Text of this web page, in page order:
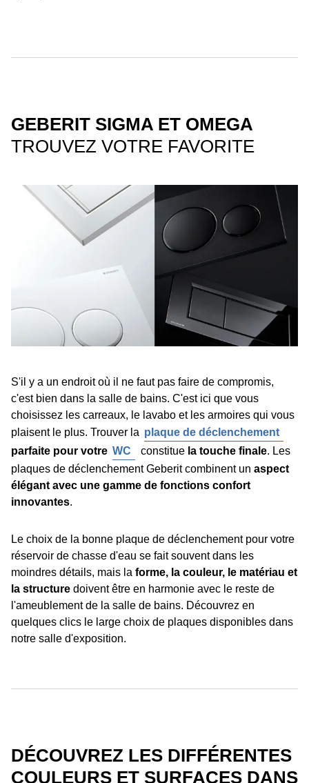
GEBERIT SIGMA ET OMEGA
TROUVEZ VOTRE FAVORITE
S'il y a un endroit où il ne faut pas faire de compromis,
c'est bien dans la salle de bains. C'est ici que vous
choisissez les carreaux, le lavabo et les armoires qui vous
plaisent le plus. Trouver la plaque de déclenchement
parfaite pour votre WC constitue la touche finale. Les
plaques de déclenchement Geberit combinent un aspect
élégant avec une gamme de fonctions confort
innovantes.
Le choix de la bonne plaque de déclenchement pour votre
réservoir de chasse d'eau se fait souvent dans les
moindres détails, mais la forme, la couleur, le matériau et
la structure doivent être en harmonie avec le reste de
l'ameublement de la salle de bains. Découvrez en
quelques clics le large choix de plaques disponibles dans
notre salle d'exposition.
DÉCOUVREZ LES DIFFÉRENTES
COULEURS ET SURFACES DANS